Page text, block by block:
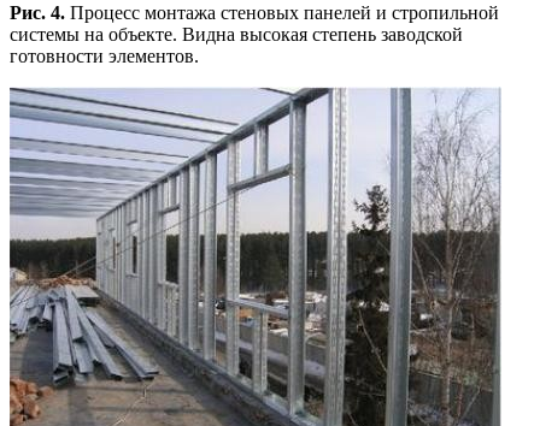
Рис. 4. Процесс монтажа стеновых панелей и стропильной
системы на объекте. Видна высокая степень заводской
готовности элементов.